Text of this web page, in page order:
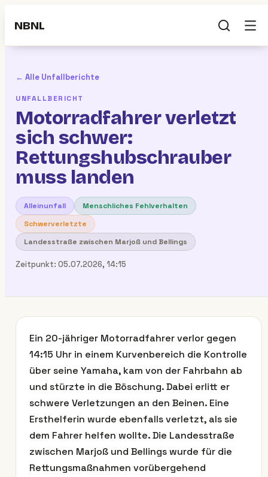
NBNL
← Alle Unfallberichte
UNFALLBERICHT
Motorradfahrer verletzt
sich schwer:
Rettungshubschrauber
muss landen
Alleinunfall
Menschliches Fehlverhalten
Schwerverletzte
Landesstraße zwischen Marjoß und Bellings
Zeitpunkt: 05.07.2026, 14:15
Ein 20-jähriger Motorradfahrer verlor gegen
14:15 Uhr in einem Kurvenbereich die Kontrolle
über seine Yamaha, kam von der Fahrbahn ab
und stürzte in die Böschung. Dabei erlitt er
schwere Verletzungen an den Beinen. Eine
Ersthelferin wurde ebenfalls verletzt, als sie
dem Fahrer helfen wollte. Die Landesstraße
zwischen Marjoß und Bellings wurde für die
Rettungsmaßnahmen vorübergehend